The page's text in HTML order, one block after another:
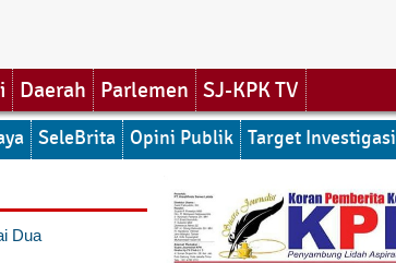
Daerah Parlemen SJ-KPK TV
SeleBrita Opini Publik Target Investigasi
Dua